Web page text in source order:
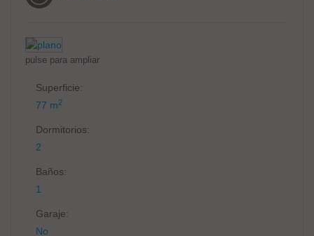
pulse para ampliar
Superficie:
77 m2
Dormitorios:
2
Baños:
1
Garaje:
No